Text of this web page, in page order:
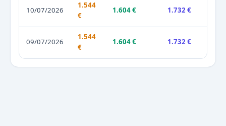
10/07/2026
1.544
€
1.604 € 1.732 €
09/07/2026
1.544
€
1.604 € 1.732 €